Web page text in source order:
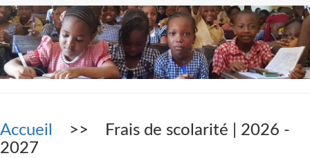
Accueil
>> Frais de scolarité | 2026 -
2027